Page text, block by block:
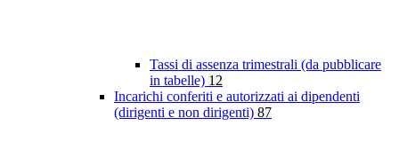
Tassi di assenza trimestrali (da pubblicare
in tabelle) 12
Incarichi conferiti e autorizzati ai dipendenti
(dirigenti e non dirigenti) 87